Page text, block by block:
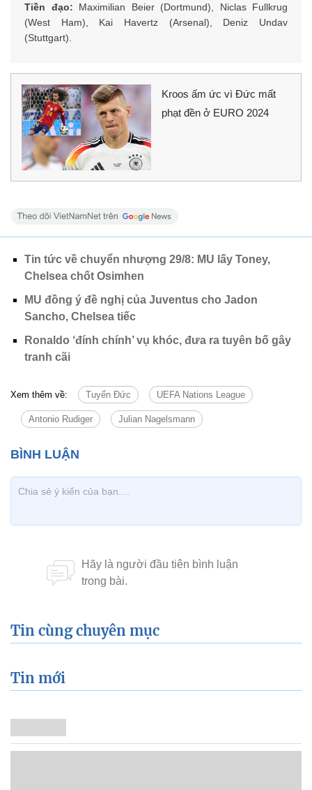
Tiền đạo: Maximilian Beier (Dortmund), Niclas Fullkrug
(West Ham), Kai Havertz (Arsenal), Deniz Undav
(Stuttgart).
Kroos ấm ức vì Đức mất
phạt đền ở EURO 2024
Tin tức về chuyển nhượng 29/8: MU lấy Toney,
Chelsea chốt Osimhen
MU đồng ý đề nghị của Juventus cho Jadon
Sancho, Chelsea tiếc
Ronaldo ‘đính chính’ vụ khóc, đưa ra tuyên bố gây
tranh cãi
Xem thêm về: Tuyển Đức UEFA Nations League
Antonio Rudiger Julian Nagelsmann
Tin cùng chuyên mục
Tin mới